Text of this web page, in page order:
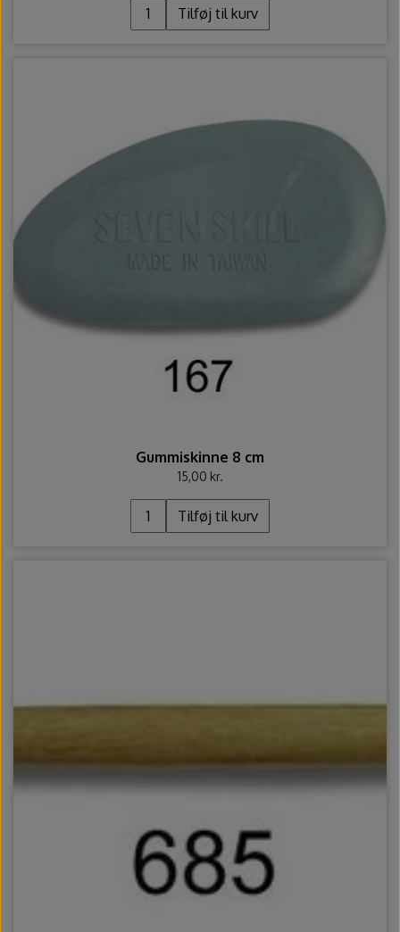
Tilføj til kurv
Gummiskinne 8 cm
15,00 kr.
Tilføj til kurv